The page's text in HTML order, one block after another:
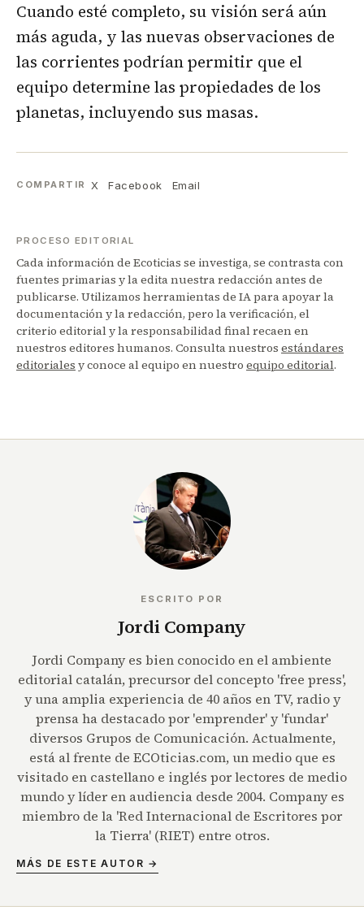
Cuando esté completo, su visión será aún
más aguda, y las nuevas observaciones de
las corrientes podrían permitir que el
equipo determine las propiedades de los
planetas, incluyendo sus masas.
COMPARTIR X Facebook Email
PROCESO EDITORIAL
Cada información de Ecoticias se investiga, se contrasta con
fuentes primarias y la edita nuestra redacción antes de
publicarse. Utilizamos herramientas de IA para apoyar la
documentación y la redacción, pero la verificación, el
criterio editorial y la responsabilidad final recaen en
nuestros editores humanos. Consulta nuestros estándares
editoriales y conoce al equipo en nuestro equipo editorial.
ESCRITO POR
Jordi Company
Jordi Company es bien conocido en el ambiente
editorial catalán, precursor del concepto 'free press',
y una amplia experiencia de 40 años en TV, radio y
prensa ha destacado por 'emprender' y 'fundar'
diversos Grupos de Comunicación. Actualmente,
está al frente de ECOticias.com, un medio que es
visitado en castellano e inglés por lectores de medio
mundo y líder en audiencia desde 2004. Company es
miembro de la 'Red Internacional de Escritores por
la Tierra' (RIET) entre otros.
MÁS DE ESTE AUTOR →